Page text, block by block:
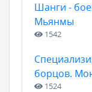
Шанги -
Мьянмы
1542
борцов.
1524